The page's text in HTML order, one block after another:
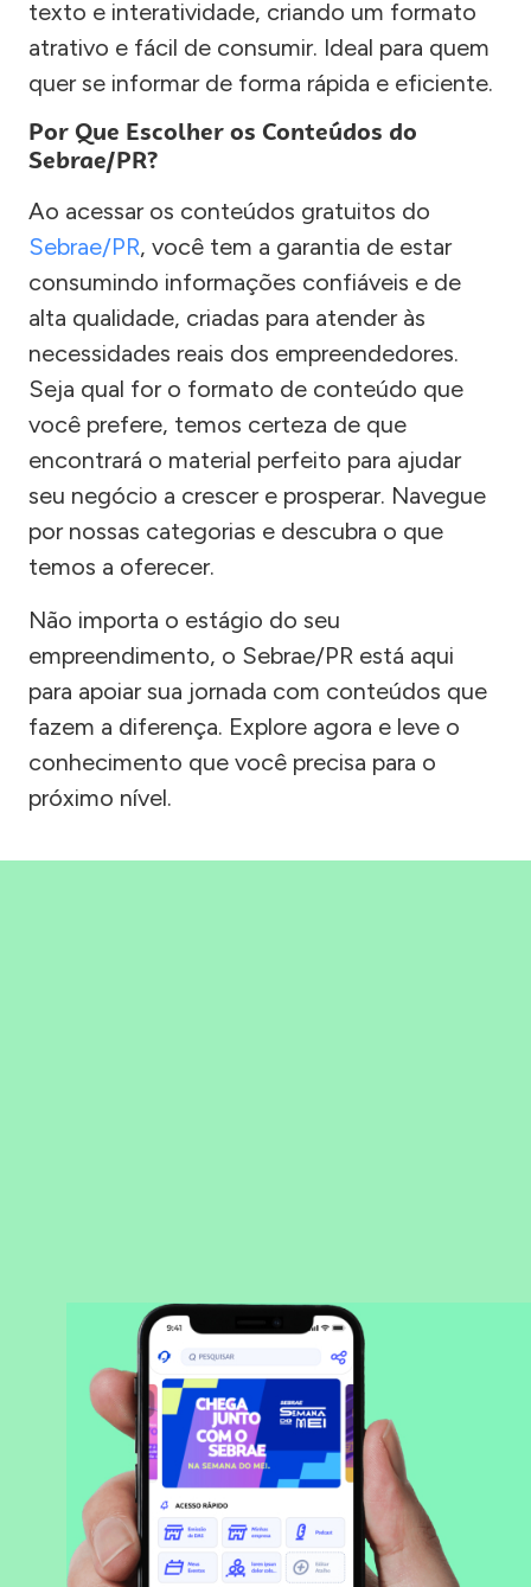
texto e interatividade, criando um formato
atrativo e fácil de consumir. Ideal para quem
quer se informar de forma rápida e eficiente.
Por Que Escolher os Conteúdos do
Sebrae/PR?
Ao acessar os conteúdos gratuitos do
Sebrae/PR, você tem a garantia de estar
consumindo informações confiáveis e de
alta qualidade, criadas para atender às
necessidades reais dos empreendedores.
Seja qual for o formato de conteúdo que
você prefere, temos certeza de que
encontrará o material perfeito para ajudar
seu negócio a crescer e prosperar. Navegue
por nossas categorias e descubra o que
temos a oferecer.
Não importa o estágio do seu
empreendimento, o Sebrae/PR está aqui
para apoiar sua jornada com conteúdos que
fazem a diferença. Explore agora e leve o
conhecimento que você precisa para o
próximo nível.